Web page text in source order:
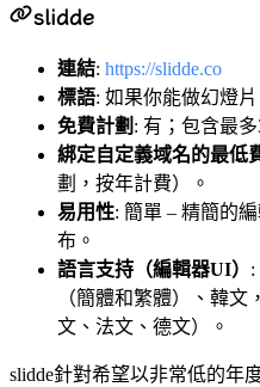
slidde
連結: https://slidde.co
標語: 如果你能做幻燈
免費計劃 : 有；包含最
綁定自定義域名的最低
劃，按年計費）。
易用性: 簡單 – 精簡的
布。
語言支持（編輯器UI） :
（簡體和繁體）、韓
文、法文、德文）。
slidde針對希望以非常低的年